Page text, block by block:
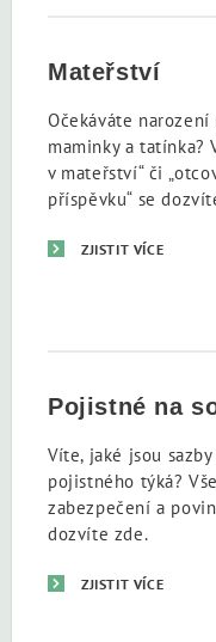
Mateřství
Očekáváte
maminky a tatínka?
v mateřství“ či
příspěvku“ se
ZJISTIT VÍCE
Pojistné na
Víte, jaké jsou
pojistného týká?
zabezpečení a
dozvíte zde.
ZJISTIT VÍCE